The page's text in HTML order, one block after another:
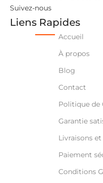
Suivez-nous
Liens Rapides
Accueil
À propos
Blog
Contact
Politique de
Garantie
Livraisons
Paiement
Conditions